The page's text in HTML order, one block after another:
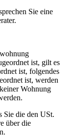
Sie eine
ist, gilt es
ist, folgendes
ist, werden
Wohnung
Sie die den USt.
über die